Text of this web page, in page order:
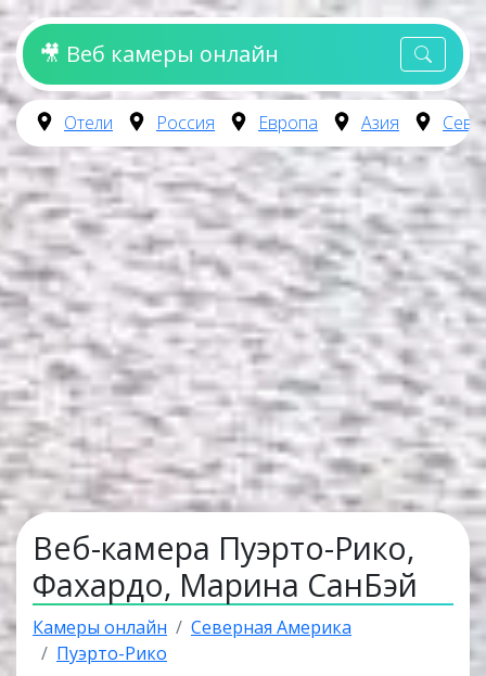
🎥 Веб камеры онлайн
Отели Россия Европа Азия
Веб-камера Пуэрто-Рико,
Фахардо, Марина СанБэй
Камеры онлайн
Северная Америка
Пуэрто-Рико